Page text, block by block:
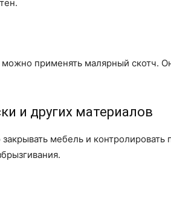
применять малярный скотч.
и других материалов
мебель и